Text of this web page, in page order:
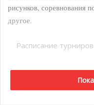
рисунков, соревнования
другое.
Расписание